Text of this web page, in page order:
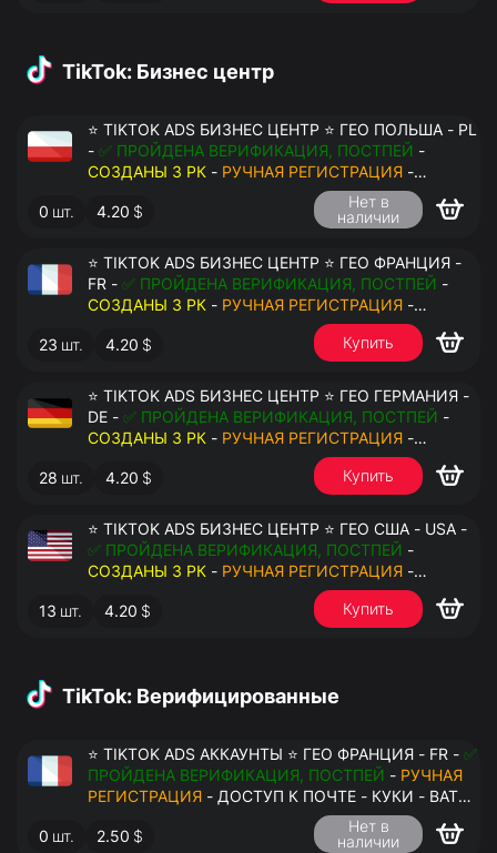
TikTok: Бизнес центр
⭐ TIKTOK ADS БИЗНЕС ЦЕНТР ⭐ ГЕО ПОЛЬША - PL
- ✅ ПРОЙДЕНА ВЕРИФИКАЦИЯ, ПОСТПЕЙ -
СОЗДАНЫ 3 РК - РУЧНАЯ РЕГИСТРАЦИЯ -
ДОСТУП К ПОЧТЕ - КУКИ - ВАТ ЗАПОЛНЕН -
ПЕРЕДАЧА В АНТИДЕТЕКТ
0 шт. 4.20 $
Нет в
наличии
⭐ TIKTOK ADS БИЗНЕС ЦЕНТР ⭐ ГЕО ФРАНЦИЯ -
FR - ✅ ПРОЙДЕНА ВЕРИФИКАЦИЯ, ПОСТПЕЙ -
СОЗДАНЫ 3 РК - РУЧНАЯ РЕГИСТРАЦИЯ -
ДОСТУП К ПОЧТЕ - КУКИ - ВАТ ЗАПОЛНЕН -
ПЕРЕДАЧА В АНТИДЕТЕКТ
23 шт. 4.20 $ Купить
⭐ TIKTOK ADS БИЗНЕС ЦЕНТР ⭐ ГЕО ГЕРМАНИЯ -
DE - ✅ ПРОЙДЕНА ВЕРИФИКАЦИЯ, ПОСТПЕЙ -
СОЗДАНЫ 3 РК - РУЧНАЯ РЕГИСТРАЦИЯ -
ДОСТУП К ПОЧТЕ - КУКИ - ВАТ ЗАПОЛНЕН -
ПЕРЕДАЧА В АНТИДЕТЕКТ
28 шт. 4.20 $ Купить
⭐ TIKTOK ADS БИЗНЕС ЦЕНТР ⭐ ГЕО США - USA -
✅ ПРОЙДЕНА ВЕРИФИКАЦИЯ, ПОСТПЕЙ -
СОЗДАНЫ 3 РК - РУЧНАЯ РЕГИСТРАЦИЯ -
ДОСТУП К ПОЧТЕ - КУКИ - ВАТ ЗАПОЛНЕН -
ПЕРЕДАЧА В АНТИДЕТЕКТ
13 шт. 4.20 $ Купить
TikTok: Верифицированные
⭐ TIKTOK ADS АККАУНТЫ ⭐ ГЕО ФРАНЦИЯ - FR - ✅
ПРОЙДЕНА ВЕРИФИКАЦИЯ, ПОСТПЕЙ - РУЧНАЯ
РЕГИСТРАЦИЯ - ДОСТУП К ПОЧТЕ - КУКИ - ВАТ
ЗАПОЛНЕН - ПЕРЕДАЧА В АНТИДЕТЕКТ
0 шт. 2.50 $
Нет в
наличии